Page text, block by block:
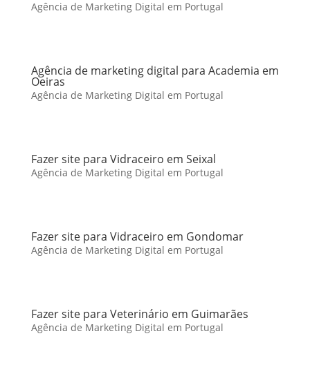
Agência de Marketing Digital em Portugal
Agência de marketing digital para Academia em
Oeiras
Agência de Marketing Digital em Portugal
Fazer site para Vidraceiro em Seixal
Agência de Marketing Digital em Portugal
Fazer site para Vidraceiro em Gondomar
Agência de Marketing Digital em Portugal
Fazer site para Veterinário em Guimarães
Agência de Marketing Digital em Portugal